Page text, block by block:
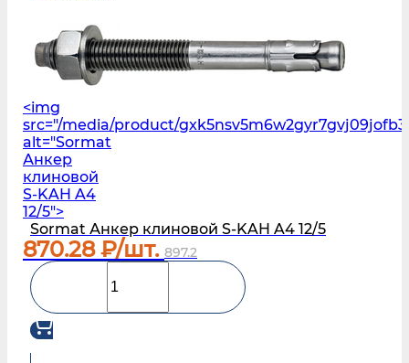
<img
src="/media/product/
alt="Sormat
Анкер
клиновой
S‑KAH A4
12/5">
Sormat Анкер клиновой S‑KAH A4 12/5
870.28₽/шт. 897.2